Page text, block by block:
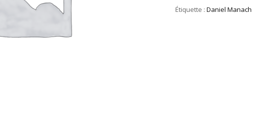
Étiquette : Daniel Manach